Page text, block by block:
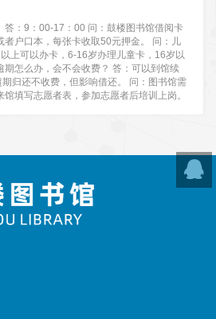
答：9：00-17：00 问：鼓楼图书馆借阅卡
者户口本，每张卡收取50元押金。 问：儿
上可以办卡，6-16岁办理儿童卡，16岁以
期怎么办，会不会收费？ 答：可以到馆续
归还不收费，但影响借还。 问：图书馆需
填写志愿者表，参加志愿者后培训上岗。